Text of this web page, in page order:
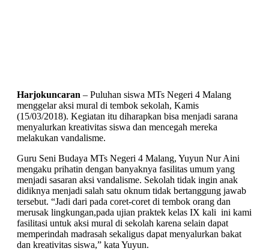
Harjokuncaran – Puluhan siswa MTs Negeri 4 Malang
menggelar aksi mural di tembok sekolah, Kamis
(15/03/2018). Kegiatan itu diharapkan bisa menjadi sarana
menyalurkan kreativitas siswa dan mencegah mereka
melakukan vandalisme.
Guru Seni Budaya MTs Negeri 4 Malang, Yuyun Nur Aini
mengaku prihatin dengan banyaknya fasilitas umum yang
menjadi sasaran aksi vandalisme. Sekolah tidak ingin anak
didiknya menjadi salah satu oknum tidak bertanggung jawab
tersebut. “Jadi dari pada coret-coret di tembok orang dan
merusak lingkungan,pada ujian praktek kelas IX kali ini kami
fasilitasi untuk aksi mural di sekolah karena selain dapat
memperindah madrasah sekaligus dapat menyalurkan bakat
dan kreativitas siswa,” kata Yuyun.